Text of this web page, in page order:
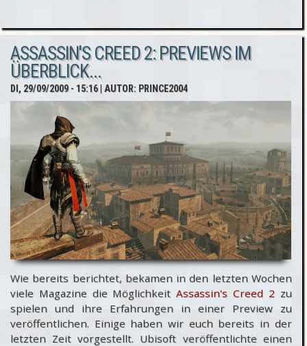
Creed 2: Ezio
wird älter
bekommt ein
Heim
ASSASSIN'S CREED 2: PREVIEWS IM
ÜBERBLICK...
DI, 29/09/2009 - 15:16| AUTOR: PRINCE2004
Wie bereits berichtet, bekamen in den letzten Wochen
viele Magazine die MöglichkeitAssassin's Creed 2 zu
spielen und ihre Erfahrungen in einer Preview zu
veröffentlichen. Einige haben wir euch bereits in der
letzten Zeit vorgestellt. Ubisoft veröffentlichte einen